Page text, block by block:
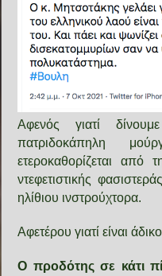
Αφενός γιατί
πατριδοκάπηλη
ετεροκαθορίζεται από
ντεφετιστικής
ηλίθιου ινστρούχτορα.
Αφετέρου γιατί είναι
Ο προδότης σε κάτι